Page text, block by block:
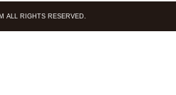
ALL RIGHTS RESERVED.